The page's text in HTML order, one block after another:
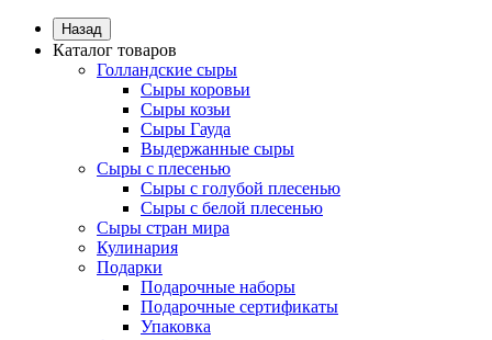
Назад
Каталог товаров
Голландские сыры
Сыры коровьи
Сыры козьи
Сыры Гауда
Выдержанные сыры
Сыры с плесенью
Сыры с голубой плесенью
Сыры с белой плесенью
Сыры стран мира
Кулинария
Подарки
Подарочные наборы
Подарочные сертификаты
Упаковка